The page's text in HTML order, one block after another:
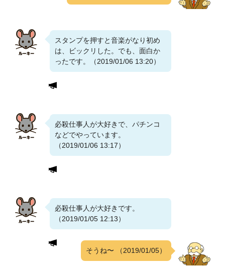
スタンプを押すと音楽がなり初め
は、ビックリした。でも、面白か
ったです。（2019/01/06 13:20）
必殺仕事人が大好きで、パチンコ
などでやっています。
（2019/01/06 13:17）
必殺仕事人が大好きです。
（2019/01/05 12:13）
そうね〜 （2019/01/05）